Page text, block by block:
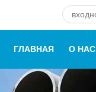
ГЛАВНАЯ О НАС